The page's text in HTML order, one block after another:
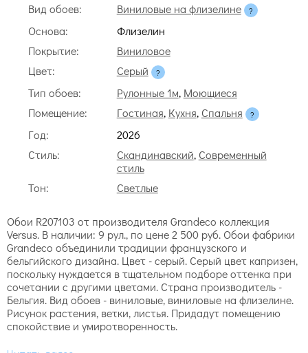
Вид обоев:
Виниловые на флизелине
Основа:
Флизелин
Покрытие:
Виниловое
Цвет:
Серый
Тип обоев:
Рулонные 1м, Моющиеся
Помещение:
Гостиная, Кухня, Спальня
Год:
2026
Стиль:
Скандинавский, Современный
стиль
Тон:
Светлые
Обои R207103 от производителя Grandeco коллекция
Versus. В наличии: 9 рул., по цене 2 500 руб. Обои фабрики
Grandeco объединили традиции французского и
бельгийского дизайна. Цвет - серый. Серый цвет капризен,
поскольку нуждается в тщательном подборе оттенка при
сочетании с другими цветами. Страна производитель -
Бельгия. Вид обоев - виниловые, виниловые на флизелине.
Рисунок растения, ветки, листья. Придадут помещению
спокойствие и умиротворенность.